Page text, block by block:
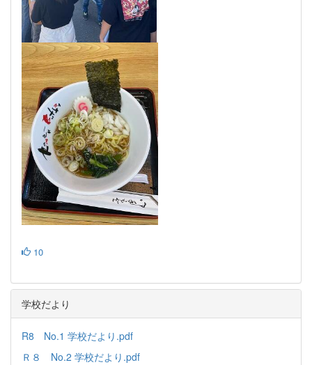
10
学校だより
R8 No.1 学校だより.pdf
Ｒ８ No.2 学校だより.pdf